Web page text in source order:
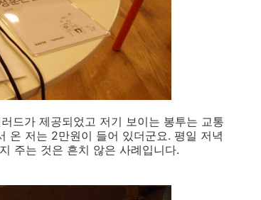
드가 제공되었고 저기 보이는 봉투는 교통
온 저는 2만원이 들어 있더군요. 평일 저녁
주는 것은 흔치 않은 사례입니다.